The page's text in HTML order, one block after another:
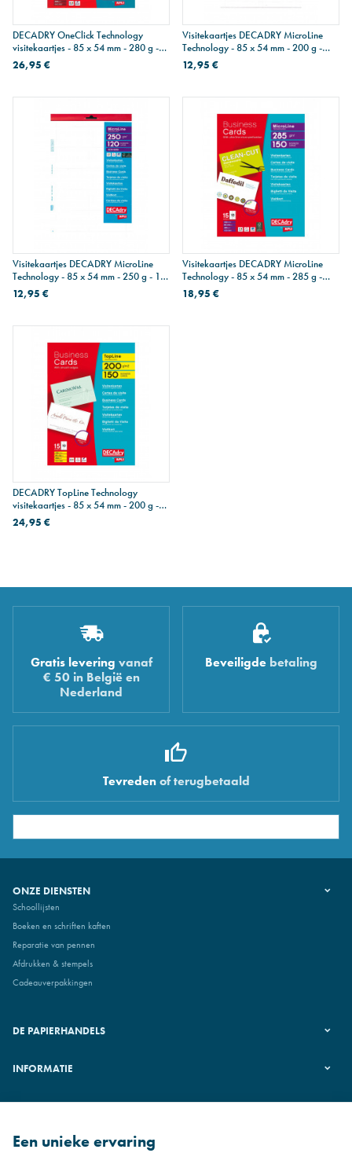
DECADRY OneClick Technology
visitekaartjes - 85 x 54 mm - 280 g -
100 kaarten
26,95 €
Visitekaartjes DECADRY MicroLine
Technology - 85 x 54 mm - 200 g -
150 kaarten
12,95 €
Visitekaartjes DECADRY MicroLine
Technology - 85 x 54 mm - 250 g - 120
kaarten
12,95 €
Visitekaartjes DECADRY MicroLine
Technology - 85 x 54 mm - 285 g -
150 kaarten
18,95 €
DECADRY TopLine Technology
visitekaartjes - 85 x 54 mm - 200 g -
150 kaarten
24,95 €
Gratis levering vanaf
€ 50 in België en
Nederland
Beveiligdebetaling
Tevredenof terugbetaald
ONZE DIENSTEN
Schoollijsten
Boeken en schriften kaften
Reparatie van pennen
Afdrukken & stempels
Cadeauverpakkingen
DE PAPIERHANDELS
INFORMATIE
VOLG ONS
Een unieke ervaring